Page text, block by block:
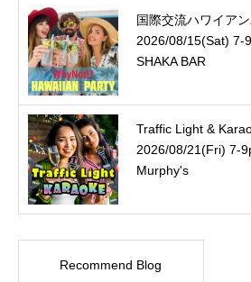
国際交流ハワイア
2026/08/15(Sat) 7-
SHAKA BAR
Traffic Light &
2026/08/21(Fri) 7-
Murphy's
Recommend Blog